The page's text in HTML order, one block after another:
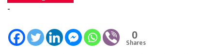
-
0
Shares